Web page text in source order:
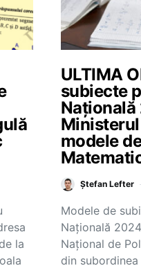
la
ULTIMA
subiecte
modele
Ștefan Lefter
Modele de
Națională
Național de
din